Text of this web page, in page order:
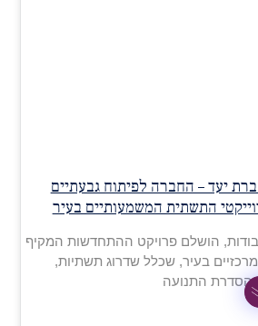
יעד – החברה לפיתוח גבעתיים
התשתית המשמעותיים בעיר
הושלם פרויקט ההתחדשות המקיף
בעיר, שכלל שדרוג תשתיות,
והסדרת התנועה